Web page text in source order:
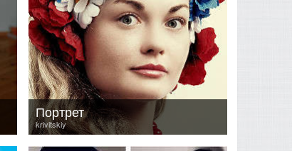
krivitskiy
Портрет